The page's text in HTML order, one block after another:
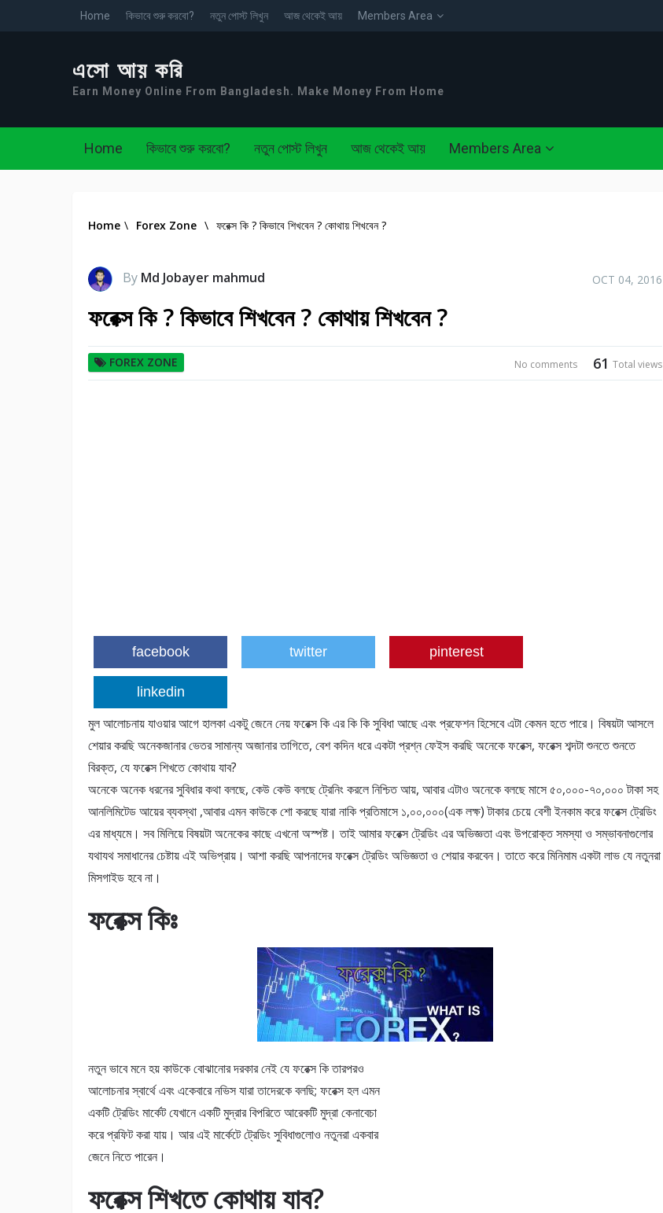
Home কিভাবে শুরু করবো? নতুন পোস্ট লিখুন আজ থেকেই আয় Members Area
এসো আয় করি
Earn Money Online From Bangladesh. Make Money From Home
Home কিভাবে শুরু করবো? নতুন পোস্ট লিখুন আজ থেকেই আয় Members Area
Home \ Forex Zone \ ফরেক্স কি ? কিভাবে শিখবেন ? কোথায় শিখবেন ?
By Md Jobayer mahmud OCT 04, 2016
ফরেক্স কি ? কিভাবে শিখবেন ? কোথায় শিখবেন ?
FOREX ZONE 61 Total views
No comments
facebook twitter pinterest
linkedin
মুল আলোচনায় যাওয়ার আগে হালকা একটু জেনে নেয় ফরেক্স কি এর কি কি সুবিধা আছে এবং প্রফেশন হিসেবে এটা কেমন হতে পারে। বিষয়টা আসলে
শেয়ার করছি অনেকজানার ভেতর সামান্য অজানার তাগিতে, বেশ কদিন ধরে একটা প্রশ্ন ফেইস করছি অনেকে ফরেক্স, ফরেক্স শব্দটা শুনতে শুনতে
বিরক্ত, যে ফরেক্স শিখতে কোথায় যাব?
অনেকে অনেক ধরনের সুবিধার কথা বলছে, কেউ কেউ বলছে ট্রেনিং করলে নিশ্চিত আয়, আবার এটাও অনেকে বলছে মাসে ৫০,০০০-৭০,০০০ টাকা সহ
আনলিমিটেড আয়ের ব্যবস্থা ,আবার এমন কাউকে শো করছে যারা নাকি প্রতিমাসে ১,০০,০০০(এক লক্ষ) টাকার চেয়ে বেশী ইনকাম করে ফরেক্স ট্রেডিং
এর মাধ্যমে। সব মিলিয়ে বিষয়টা অনেকের কাছে এখনো অস্পষ্ট। তাই আমার ফরেক্স ট্রেডিং এর অভিজ্ঞতা এবং উপরোক্ত সমস্যা ও সম্ভাবনাগুলোর
যথাযথ সমাধানের চেষ্টায় এই অভিপ্রায়। আশা করছি আপনাদের ফরেক্স ট্রেডিং অভিজ্ঞতা ও শেয়ার করবেন। তাতে করে মিনিমাম একটা লাভ যে নতুনরা
মিসগাইড হবে না।
ফরেক্স কিঃ
নতুন ভাবে মনে হয় কাউকে বোঝানোর দরকার নেই যে ফরেক্স কি তারপরও
আলোচনার স্বার্থে এবং একেবারে নভিস যারা তাদেরকে বলছি; ফরেক্স হল এমন
একটি ট্রেডিং মার্কেট যেখানে একটি মুদ্রার বিপরিতে আরেকটি মুদ্রা কেনাবেচা
করে প্রফিট করা যায়। আর এই মার্কেটে ট্রেডিং সুবিধাগুলোও নতুনরা একবার
জেনে নিতে পারেন।
ফরেক্স শিখতে কোথায় যাব?